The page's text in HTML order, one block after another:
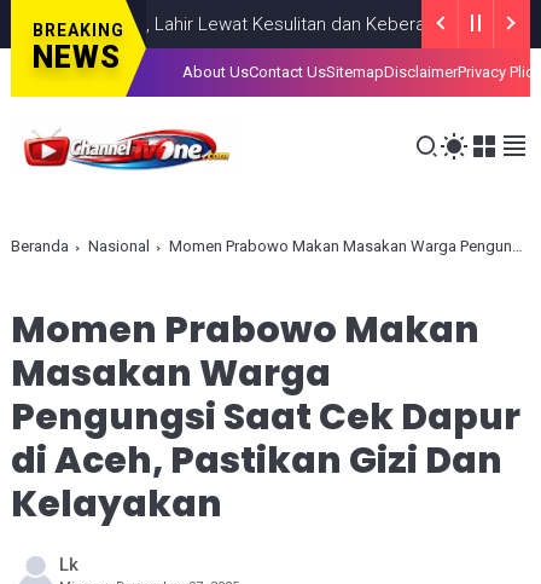
BREAKING
NEWS
Lahir Lewat Kesulitan dan Keberanian NASIONAL
About UsContact UsSitemapDisclaimerPrivacy Plice
Beranda Nasional Momen Prabowo Makan Masakan Warga Pengungsi Saat Cek Dapur di Aceh, Pastikan Gizi Dan Kelayakan
Momen Prabowo Makan
Masakan Warga
Pengungsi Saat Cek Dapur
di Aceh, Pastikan Gizi Dan
Kelayakan
Lk